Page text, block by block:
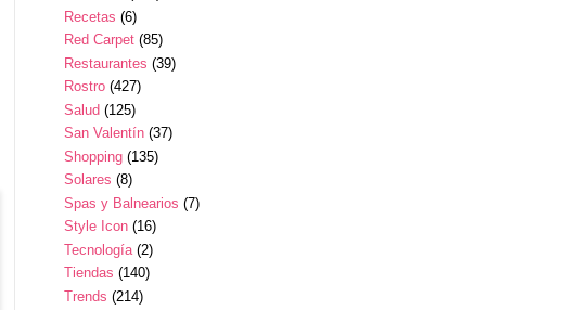
Recetas (6)
Red Carpet (85)
Restaurantes (39)
Rostro (427)
Salud (125)
San Valentín (37)
Shopping (135)
Solares (8)
Spas y Balnearios (7)
Style Icon (16)
Tecnología (2)
Tiendas (140)
Trends (214)